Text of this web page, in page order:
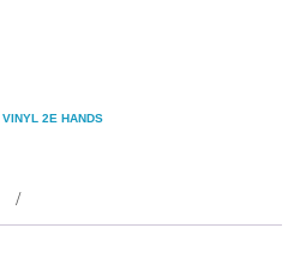
VINYL 2E HANDS